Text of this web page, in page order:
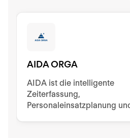
AIDA ORGA
AIDA ist die intelligente
Zeiterfassung,
Personaleinsatzplanung